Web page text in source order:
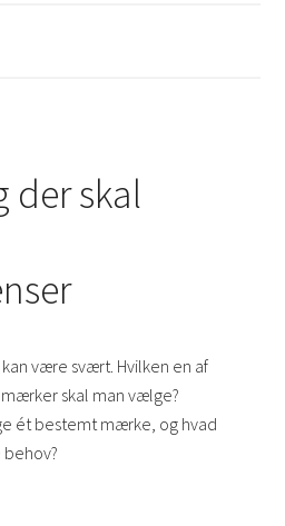
der skal
være svært. Hvilken en af
skal man vælge?
ét bestemt mærke, og hvad